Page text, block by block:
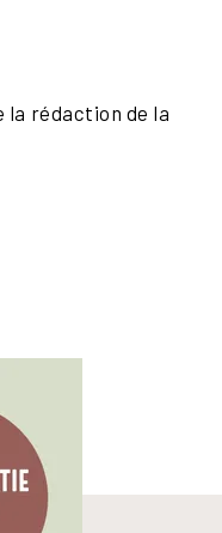
rédaction de la